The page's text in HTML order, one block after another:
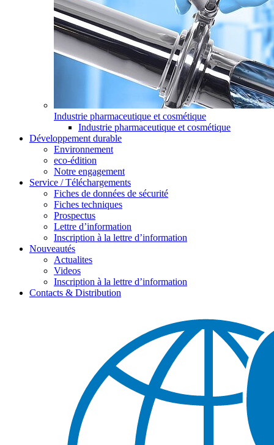
Industrie pharmaceutique et cosmétique
Industrie pharmaceutique et cosmétique
Développement durable
Environnement
eco-édition
Notre engagement
Service / Téléchargements
Fiches de données de sécurité
Fiches techniques
Prospectus
Lettre d’information
Inscription à la lettre d’information
Nouveautés
Actualites
Videos
Inscription à la lettre d’information
Contacts & Distribution